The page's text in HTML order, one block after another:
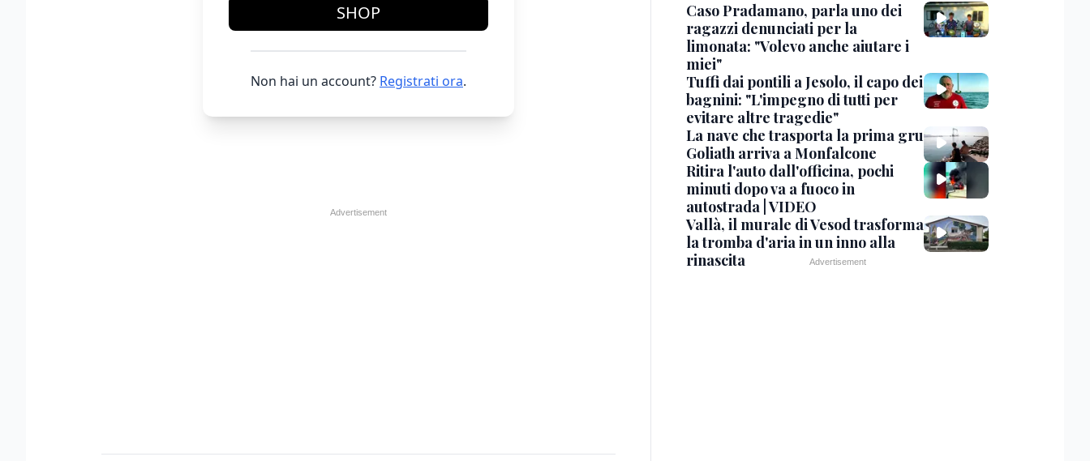
SHOP
Non hai un account? Registrati ora.
Caso Pradamano, parla uno dei
ragazzi denunciati per la
limonata: "Volevo anche aiutare i
miei"
Tuffi dai pontili a Jesolo, il capo dei
bagnini: "L'impegno di tutti per
evitare altre tragedie"
La nave che trasporta la prima gru
Goliath arriva a Monfalcone
Ritira l'auto dall'officina, pochi
minuti dopo va a fuoco in
autostrada | VIDEO
Vallà, il murale di Vesod trasforma
la tromba d'aria in un inno alla
rinascita